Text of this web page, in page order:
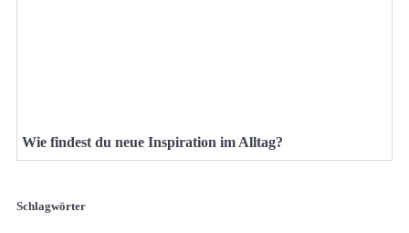
Wie findest du neue Inspiration im Alltag?
Schlagwörter